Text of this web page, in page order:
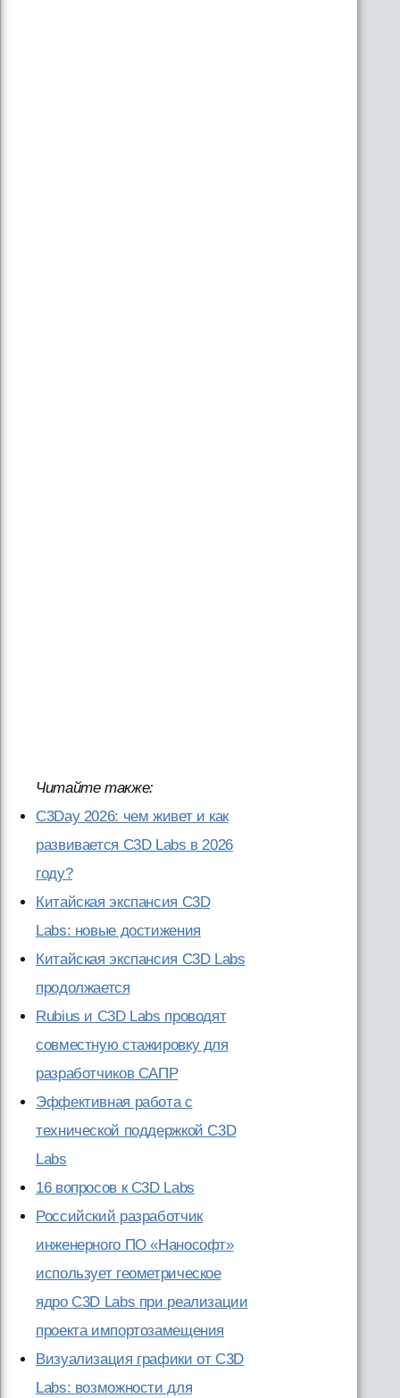
Читайте также:
C3Day 2026: чем живет и как
развивается C3D Labs в 2026
году?
Китайская экспансия C3D
Labs: новые достижения
Китайская экспансия C3D Labs
продолжается
Rubius и C3D Labs проводят
совместную стажировку для
разработчиков САПР
Эффективная работа с
технической поддержкой C3D
Labs
16 вопросов к C3D Labs
Российский разработчик
инженерного ПО «Нанософт»
использует геометрическое
ядро C3D Labs при реализации
проекта импортозамещения
Визуализация графики от C3D
Labs: возможности для